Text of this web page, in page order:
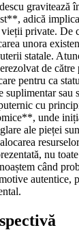
gravitează
adică
private. De
unora
statale.
de către
pentru ca
suplimentar sau
cu
unde
ale pieței
nu
când
autentice,